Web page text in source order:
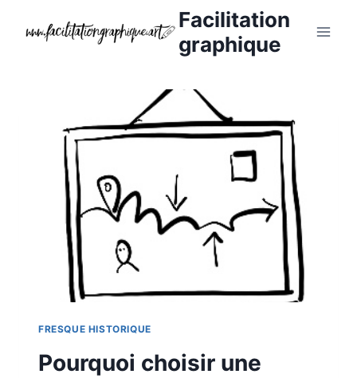
Facilitation
graphique
FRESQUE HISTORIQUE
Pourquoi choisir une